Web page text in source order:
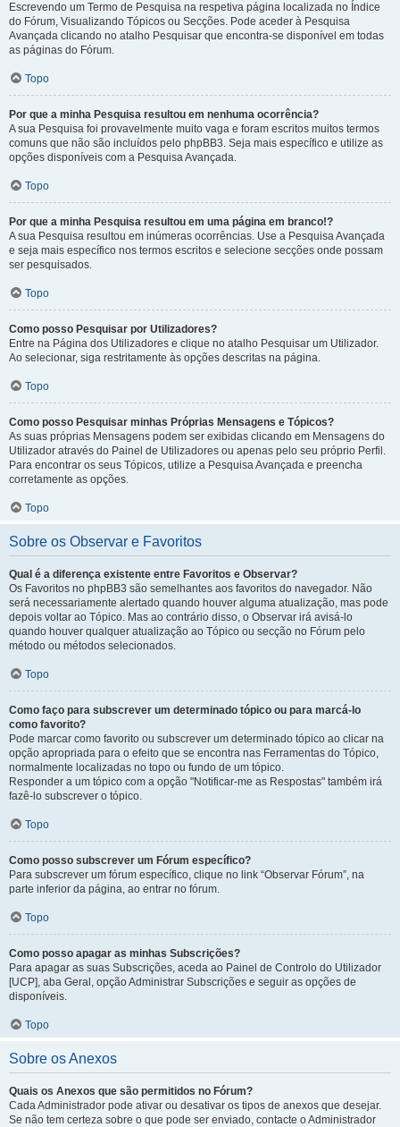
Escrevendo um Termo de Pesquisa na respetiva página localizada no Índice
do Fórum, Visualizando Tópicos ou Secções. Pode aceder à Pesquisa
Avançada clicando no atalho Pesquisar que encontra-se disponível em todas
as páginas do Fórum.
Topo
Por que a minha Pesquisa resultou em nenhuma ocorrência?
A sua Pesquisa foi provavelmente muito vaga e foram escritos muitos termos
comuns que não são incluídos pelo phpBB3. Seja mais específico e utilize as
opções disponíveis com a Pesquisa Avançada.
Topo
Por que a minha Pesquisa resultou em uma página em branco!?
A sua Pesquisa resultou em inúmeras ocorrências. Use a Pesquisa Avançada
e seja mais específico nos termos escritos e selecione secções onde possam
ser pesquisados.
Topo
Como posso Pesquisar por Utilizadores?
Entre na Página dos Utilizadores e clique no atalho Pesquisar um Utilizador.
Ao selecionar, siga restritamente às opções descritas na página.
Topo
Como posso Pesquisar minhas Próprias Mensagens e Tópicos?
As suas próprias Mensagens podem ser exibidas clicando em Mensagens do
Utilizador através do Painel de Utilizadores ou apenas pelo seu próprio Perfil.
Para encontrar os seus Tópicos, utilize a Pesquisa Avançada e preencha
corretamente as opções.
Topo
Sobre os Observar e Favoritos
Qual é a diferença existente entre Favoritos e Observar?
Os Favoritos no phpBB3 são semelhantes aos favoritos do navegador. Não
será necessariamente alertado quando houver alguma atualização, mas pode
depois voltar ao Tópico. Mas ao contrário disso, o Observar irá avisá-lo
quando houver qualquer atualização ao Tópico ou secção no Fórum pelo
método ou métodos selecionados.
Topo
Como faço para subscrever um determinado tópico ou para marcá-lo
como favorito?
Pode marcar como favorito ou subscrever um determinado tópico ao clicar na
opção apropriada para o efeito que se encontra nas Ferramentas do Tópico,
normalmente localizadas no topo ou fundo de um tópico.
Responder a um tópico com a opção "Notificar-me as Respostas" também irá
fazê-lo subscrever o tópico.
Topo
Como posso subscrever um Fórum específico?
Para subscrever um fórum específico, clique no link “Observar Fórum”, na
parte inferior da página, ao entrar no fórum.
Topo
Como posso apagar as minhas Subscrições?
Para apagar as suas Subscrições, aceda ao Painel de Controlo do Utilizador
[UCP], aba Geral, opção Administrar Subscrições e seguir as opções de
disponíveis.
Topo
Sobre os Anexos
Quais os Anexos que são permitidos no Fórum?
Cada Administrador pode ativar ou desativar os tipos de anexos que desejar.
Se não tem certeza sobre o que pode ser enviado, contacte o Administrador